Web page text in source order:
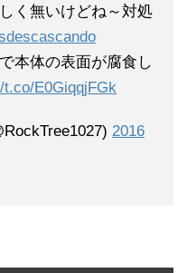
く無いけどね～対処
本体の表面が腐食し
t.co/E0GiqqjFGk
2016